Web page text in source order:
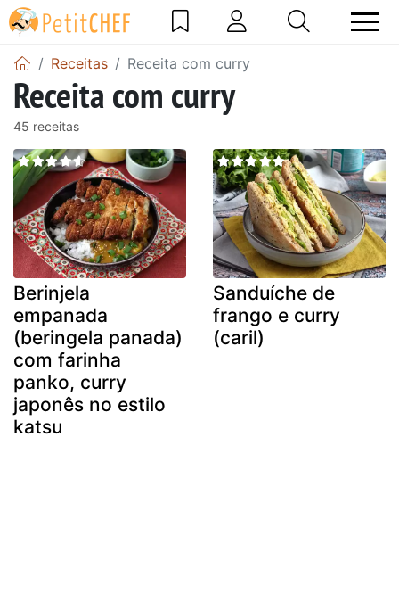
Receitas Receita com curry
Receita com curry
45 receitas
Berinjela
empanada
(beringela panada)
com farinha
panko, curry
japonês no estilo
katsu
Sanduíche de
frango e curry
(caril)